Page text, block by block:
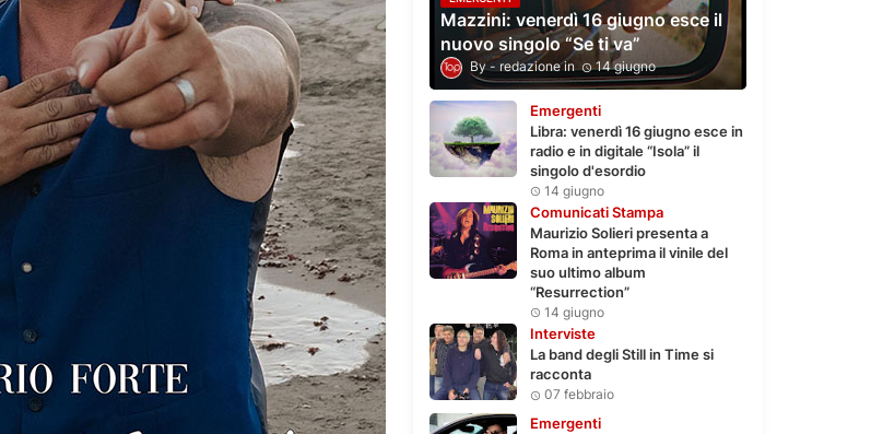
Mazzini: venerdì 16 giugno esce il
nuovo singolo “Se ti va”
redazione 14 giugno
Emergenti
Libra: venerdì 16 giugno esce in
radio e in digitale “Isola” il
singolo d'esordio
14 giugno
Comunicati Stampa
Maurizio Solieri presenta a
Roma in anteprima il vinile del
suo ultimo album
“Resurrection”
14 giugno
Interviste
La band degli Still in Time si
racconta
07 febbraio
Emergenti